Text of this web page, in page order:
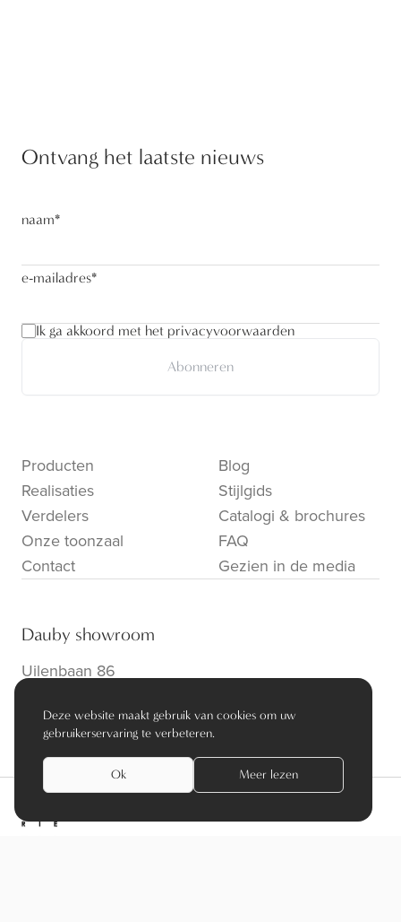
Ontvang het laatste nieuws
naam*
e-mailadres*
Ik ga akkoord met het privacyvoorwaarden
Abonneren
Producten
Realisaties
Verdelers
Onze toonzaal
Contact
Blog
Stijlgids
Catalogi & brochures
FAQ
Gezien in de media
Dauby showroom
Uilenbaan 86
info@dauby.be|+32 3 354 16 86
Deze website maakt gebruik van cookies om uw
gebruikerservaring te verbeteren.
Ok Meer lezen